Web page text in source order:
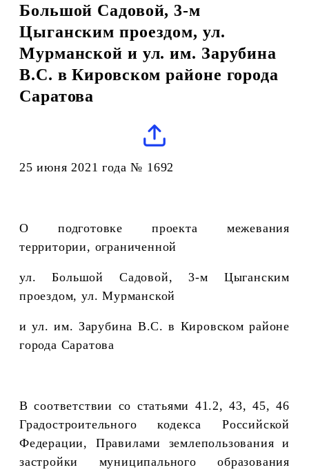
Большой Садовой, 3-м
Цыганским проездом, ул.
Мурманской и ул. им. Зарубина
В.С. в Кировском районе города
Саратова
25 июня 2021 года № 1692
О подготовке проекта межевания
территории, ограниченной
ул. Большой Садовой, 3-м Цыганским
проездом, ул. Мурманской
и ул. им. Зарубина В.С. в Кировском районе
города Саратова
В соответствии со статьями 41.2, 43, 45, 46
Градостроительного кодекса Российской
Федерации, Правилами землепользования и
застройки муниципального образования